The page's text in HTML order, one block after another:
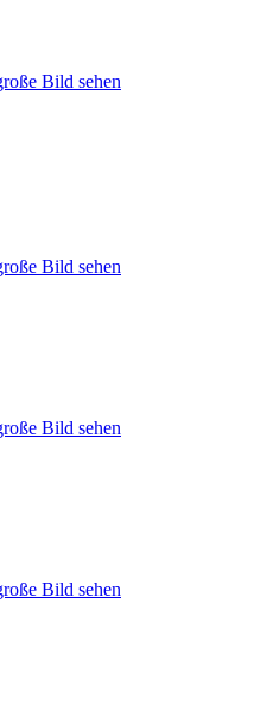
Bild sehen
Bild sehen
Bild sehen
Bild sehen